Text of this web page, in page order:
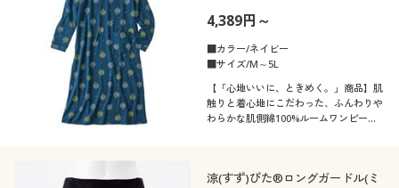
4,389円～
■カラー/ネイビー
■サイズ/M～5L
【「心地いいに、ときめく。」商品】肌
触りと着心地にこだわった、ふんわりや
わらかな肌側綿100%ルームワンピー
涼(すず)ぴた®ロングガードル(ミ